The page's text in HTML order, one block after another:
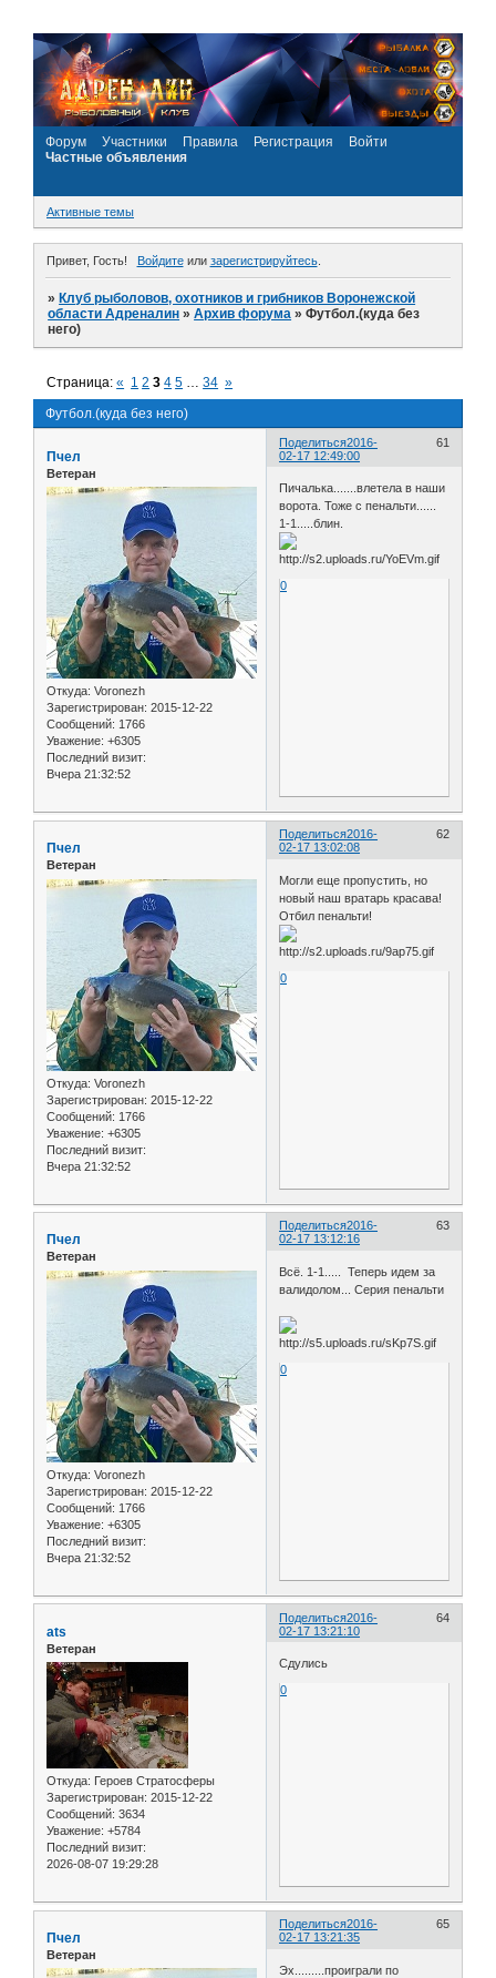
Форум Участники Правила Регистрация
Войти
Частные объявления
Активные темы
Привет, Гость! Войдитеили зарегистрируйтесь.
»Клуб рыболовов, охотников и грибников Воронежской
области Адреналин »Архив форума »Футбол.(куда без
него)
Футбол.(куда без него)
Страница:« 1 2 3 4 5 … 34 »
Поделиться 61
2016-
02-17 12:49:00
Пчел
Ветеран
Откуда: Voronezh
Зарегистрирован: 2015-12-22
Сообщений: 1766
Уважение: +6305
Последний визит:
Вчера 21:32:52
Пичалька.......влетела в наши
ворота. Тоже с пенальти......
1-1.....блин.
0
Поделиться 62
2016-
02-17 13:02:08
Пчел
Ветеран
Откуда: Voronezh
Зарегистрирован: 2015-12-22
Сообщений: 1766
Уважение: +6305
Последний визит:
Вчера 21:32:52
Могли еще пропустить, но
новый наш вратарь красава!
Отбил пенальти!
0
Поделиться 63
2016-
02-17 13:12:16
Пчел
Ветеран
Откуда: Voronezh
Зарегистрирован: 2015-12-22
Сообщений: 1766
Уважение: +6305
Последний визит:
Вчера 21:32:52
Всё. 1-1..... Теперь идем за
валидолом... Серия пенальти
0
Поделиться 64
2016-
02-17 13:21:10
ats
Ветеран
Откуда: Героев Стратосферы
Зарегистрирован: 2015-12-22
Сообщений: 3634
Уважение: +5784
Последний визит:
2026-08-07 19:29:28
Сдулись
0
Поделиться 65
2016-
02-17 13:21:35
Пчел
Ветеран
Эх.........проиграли по